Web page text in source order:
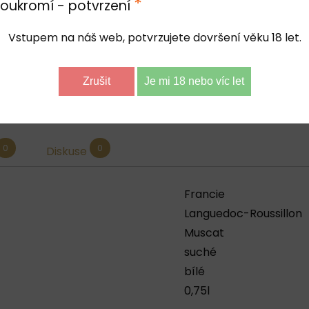
sklizených při maximální zralosti. Alkoholová
je ideálním vínem k aperitivu, rybám a mořským
0 Diskuse 0
Francie
Languedoc-Roussillon
Muscat
suché
bílé
0,75l
- potvrzení
Vstupem na náš web, potvrzujete dovršení věku 18 let.
Zrušit Je mi 18 nebo víc let